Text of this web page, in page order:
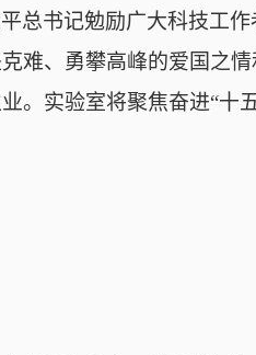
总书记勉励广大科技工作
难、勇攀高峰的爱国之
。 实验室将聚焦奋进“十